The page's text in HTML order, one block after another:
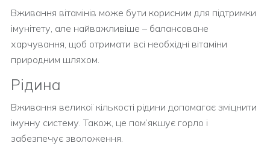
Вживання вітамінів може бути корисним для підтримки
імунітету, але найважливіше – балансоване
харчування, щоб отримати всі необхідні вітаміни
природним шляхом.
Рідина
Вживання великої кількості рідини допомагає зміцнити
імунну систему. Також, це пом’якшує горло і
забезпечує зволоження.